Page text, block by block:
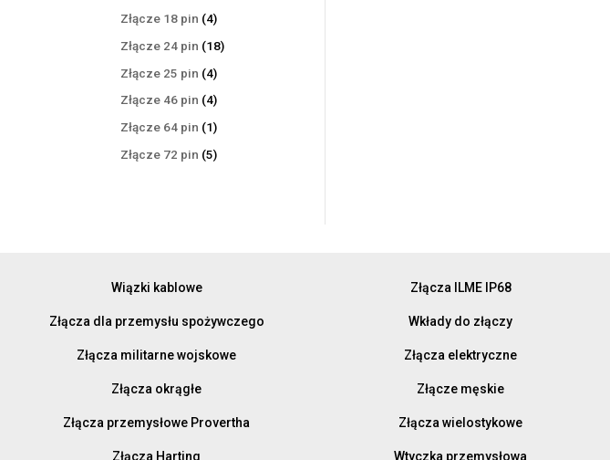
Złącze 18 pin 44
produkty
Złącze 24 pin 1818
Złącze 25 pin 44
produkty
Złącze 46 pin 44
produkty
Złącze 64 pin 11
produkt
Złącze 72 pin 55
Wiązki kablowe
Złącza dla przemysłu spożywczego
Złącza militarne wojskowe
Złącza okrągłe
Złącza przemysłowe Provertha
Złącza Harting
Złącza ILME IP68
Wkłady do złączy
Złącza elektryczne
Złącze męskie
Złącza wielostykowe
Wtyczka przemysłowa